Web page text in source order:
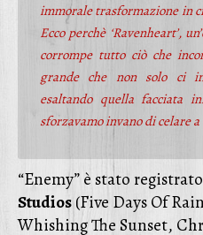
immorale trasformazione in
Ecco perchè ‘Ravenheart’,
corrompe tutto ciò che
grande che non solo ci
esaltando quella facciata
sforzavamo invano di celare
“Enemy” è stato
Studios(Five Days Of
Whishing The Sunset,